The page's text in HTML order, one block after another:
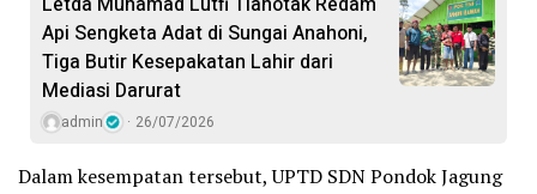
Api Sengketa Adat di Sungai Anahoni,
Tiga Butir Kesepakatan Lahir dari
Mediasi Darurat
admin 26/07/2026
Dalam kesempatan tersebut, UPTD SDN Pondok Jagung